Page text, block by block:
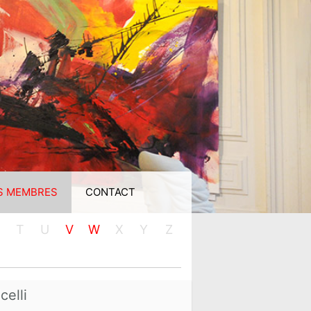
MEMBRES CONTACT
T U V W X Y Z